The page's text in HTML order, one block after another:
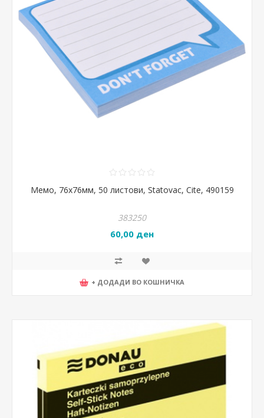
Мемо, 76х76мм, 50 листови, Statovac, Cite, 490159
383250
60,00 ден
+ ДОДАДИ ВО КОШНИЧКА